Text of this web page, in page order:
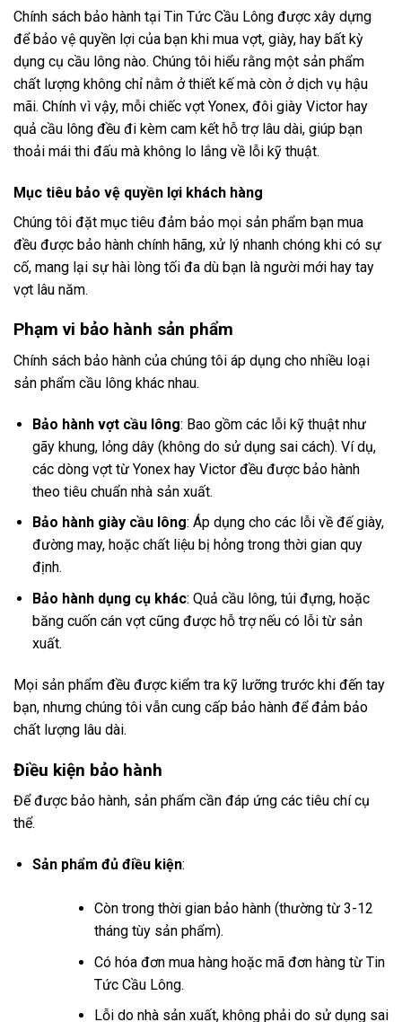
Chính sách bảo hành tại Tin Tức Cầu Lông được xây dựng
để bảo vệ quyền lợi của bạn khi mua vợt, giày, hay bất kỳ
dụng cụ cầu lông nào. Chúng tôi hiểu rằng một sản phẩm
chất lượng không chỉ nằm ở thiết kế mà còn ở dịch vụ hậu
mãi. Chính vì vậy, mỗi chiếc vợt Yonex, đôi giày Victor hay
quả cầu lông đều đi kèm cam kết hỗ trợ lâu dài, giúp bạn
thoải mái thi đấu mà không lo lắng về lỗi kỹ thuật.
Mục tiêu bảo vệ quyền lợi khách hàng
Chúng tôi đặt mục tiêu đảm bảo mọi sản phẩm bạn mua
đều được bảo hành chính hãng, xử lý nhanh chóng khi có sự
cố, mang lại sự hài lòng tối đa dù bạn là người mới hay tay
vợt lâu năm.
Phạm vi bảo hành sản phẩm
Chính sách bảo hành của chúng tôi áp dụng cho nhiều loại
sản phẩm cầu lông khác nhau.
Bảo hành vợt cầu lông: Bao gồm các lỗi kỹ thuật như
gãy khung, lỏng dây (không do sử dụng sai cách). Ví dụ,
các dòng vợt từ Yonex hay Victor đều được bảo hành
theo tiêu chuẩn nhà sản xuất.
Bảo hành giày cầu lông: Áp dụng cho các lỗi về đế giày,
đường may, hoặc chất liệu bị hỏng trong thời gian quy
định.
Bảo hành dụng cụ khác: Quả cầu lông, túi đựng, hoặc
băng cuốn cán vợt cũng được hỗ trợ nếu có lỗi từ sản
xuất.
Mọi sản phẩm đều được kiểm tra kỹ lưỡng trước khi đến tay
bạn, nhưng chúng tôi vẫn cung cấp bảo hành để đảm bảo
chất lượng lâu dài.
Điều kiện bảo hành
Để được bảo hành, sản phẩm cần đáp ứng các tiêu chí cụ
thể.
Sản phẩm đủ điều kiện:
Còn trong thời gian bảo hành (thường từ 3-12
tháng tùy sản phẩm).
Có hóa đơn mua hàng hoặc mã đơn hàng từ Tin
Tức Cầu Lông.
Lỗi do nhà sản xuất, không phải do sử dụng sai